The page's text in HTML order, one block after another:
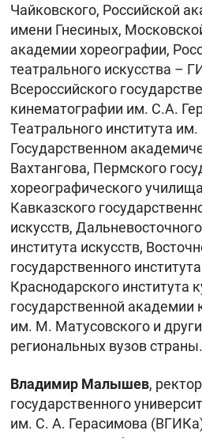
Чайковского, Российской
имени Гнесиных,
академии хореографии,
театрального искусства –
Всероссийского
кинематографии им. С.А.
Театрального института
Государственном
Вахтангова, Пермского
хореографического
Кавказского
искусств,
института искусств,
государственного
Краснодарского института
государственной академии
им. М. Матусовского и
региональных вузов страны.
Владимир Малышев,
государственного
им. С. А. Герасимова